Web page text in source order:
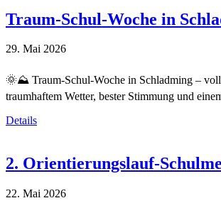
Traum-Schul-Woche in
29. Mai 2026
🌞⛰️ Traum-Schul-Woche in Schladming –
traumhaftem Wetter, bester Stimmung und
Details
2. Orientierungslauf-
22. Mai 2026